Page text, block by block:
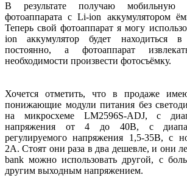
В результате получаю мобильную
фотоаппарата с Li-ion аккумулятором
Теперь свой фотоаппарат я могу
ion аккумулятор будет находиться
постоянно, а фотоаппарат
необходимости произвести фотосъёмку.
Хочется отметить, что в продаже
понижающие модули питания без
на микросхеме LM2596S-ADJ, с
напряжения от 4 до 40В, с
регулируемого напряжения 1,5-35В, с
2А. Стоят они раза в два дешевле, и они
bank можно использовать другой, с
другим выходным напряжением.